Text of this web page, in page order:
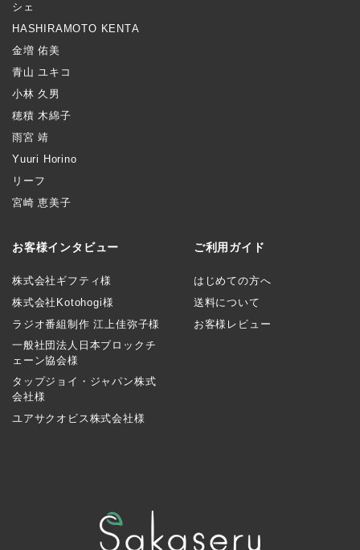
シェ
HASHIRAMOTO KENTA
金増 佑美
青山 ユキコ
小林 久男
穂積 木綿子
雨宮 靖
Yuuri Horino
リーフ
宮崎 恵美子
お客様インタビュー
株式会社ギフティ様
株式会社Kotohogi様
ラジオ番組制作 江上佳弥子様
一般社団法人日本ブロックチ
ェーン協会様
タップジョイ・ジャパン株式
会社様
ユアサクオビス株式会社様
ご利用ガイド
はじめての方へ
送料について
お客様レビュー